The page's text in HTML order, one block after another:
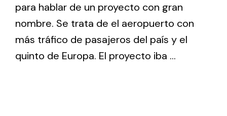
para hablar de un proyecto con gran
nombre. Se trata de el aeropuerto con
más tráfico de pasajeros del país y el
quinto de Europa. El proyecto iba ...